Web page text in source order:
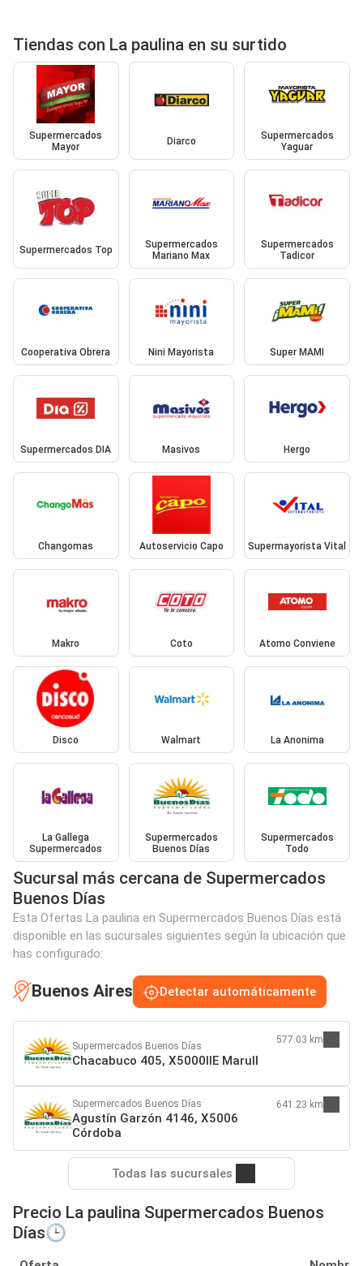
Tiendas con La paulina en su surtido
Supermercados
Mayor
Diarco
Supermercados
Yaguar
Supermercados Top
Supermercados
Mariano Max
Supermercados
Tadicor
Cooperativa Obrera Nini Mayorista Super MAMI
Supermercados DIA Masivos Hergo
Changomas Autoservicio Capo Supermayorista Vital
Makro Coto Atomo Conviene
Disco Walmart La Anonima
La Gallega
Supermercados
Supermercados
Buenos Días
Supermercados
Todo
Sucursal más cercana de Supermercados
Buenos Días
Esta Ofertas La paulina en Supermercados Buenos Días está
disponible en las sucursales siguientes según la ubicación que
has configurado:
Buenos Aires Detectar automáticamente
Supermercados Buenos Días
Chacabuco 405, X5000IIE Marull
577.03 km
Supermercados Buenos Días
Agustín Garzón 4146, X5006
Córdoba
641.23 km
Todas las sucursales
Precio La paulina Supermercados Buenos
Días🕒